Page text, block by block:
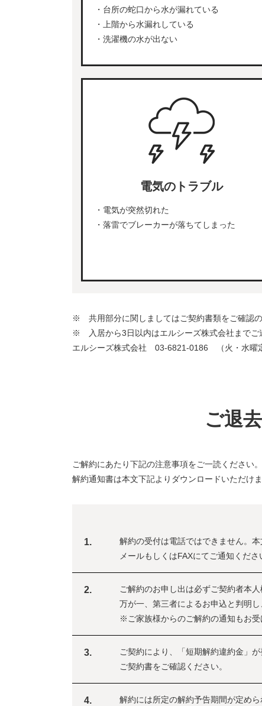
・台所の蛇口から水が漏れている
・上階から水漏れしている
・洗濯機の水が出ない
電気のトラブル
・電気が突然切れた
・落雷でブレーカーが落ちてしまった
※ 共用部分に関しましてはご契約書類をご確認の
※ 入居から3日以内はエルシーズ株式会社までご
エルシーズ株式会社 03-6821-0186 （火・水曜
ご退
ご解約にあたり下記の注意事項をご一読ください
解約通知書は本文下記よりダウンロードいただけ
1.
解約の受付は電話ではできません。
メールもしくはFAXにてご通知くださ
2.
ご解約のお申し出は必ずご契約者本
万が一、第三者によるお申込と判明
※ご家族様からのご解約の通知もお受
3.
ご契約により、「短期解約違約金」が
ご契約書をご確認ください。
4. 解約には所定の解約予告期間が定め